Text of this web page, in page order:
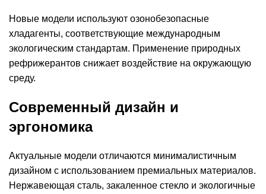
Новые модели используют озонобезопасные
хладагенты, соответствующие международным
экологическим стандартам. Применение природных
рефрижерантов снижает воздействие на окружающую
среду.
Современный дизайн и
эргономика
Актуальные модели отличаются минималистичным
дизайном с использованием премиальных материалов.
Нержавеющая сталь, закаленное стекло и экологичные